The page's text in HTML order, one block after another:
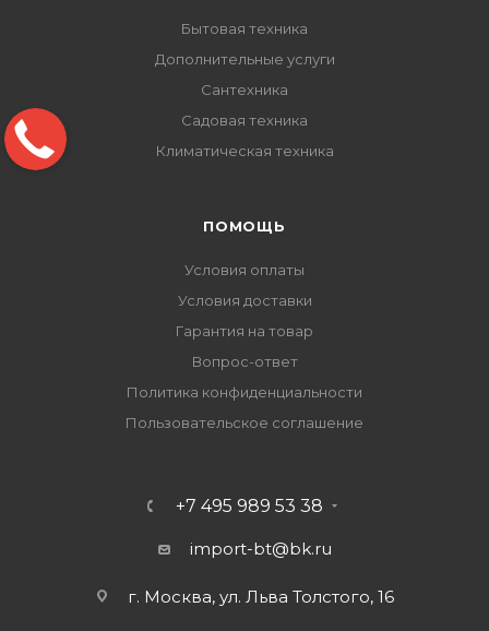
Бытовая техника
Дополнительные услуги
Сантехника
Садовая техника
Климатическая техника
ПОМОЩЬ
Условия оплаты
Условия доставки
Гарантия на товар
Вопрос-ответ
Политика конфиденциальности
Пользовательское соглашение
+7 495 989 53 38
import-bt@bk.ru
г. Москва, ул. Льва Толстого, 16